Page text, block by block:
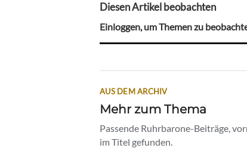
Diesen Artikel beobachten
Einloggen, um Themen zu
AUS DEM ARCHIV
Mehr zum Thema
Passende Ruhrbarone-Beiträge,
im Titel gefunden.